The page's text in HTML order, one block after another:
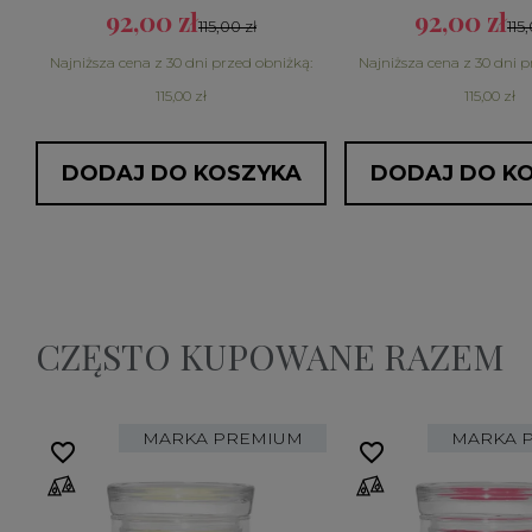
92,00 zł115,00 zł
Najniższa cena z 30 dni przed obniżką:
115,00 zł
DODAJ DO KOSZYKA
92,00 zł
Najniższa cena z 30 dni
115,00 zł
DODAJ DO
CZĘSTO KUPOWANE RAZEM
MARKA PREMIUM
favorite_border MARKA
favorite_border